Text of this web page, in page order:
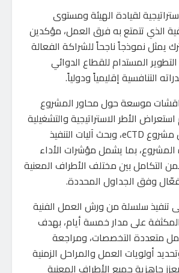
لقيادة الهيئة ومستوى
الذي تتمتع به فرق العمل، مؤكدين
يمثل نموذجاً ناجحاً للشراكة الفعالة
المستدام للقطاع الدوائي
التنافسية إقليمياً ودولياً.
موسعة حول محاور المشروع
الأطر الاستراتيجية والتشغيلية
للمرحلة الثانية من مشروع eCTD، وبحث آليات التنفيذ
بما يشمل مؤشرات الأداء
التكامل بين مختلف الأطراف المعنية
وفق الجداول المحددة.
تنفيذ سلسلة من ورش العمل الفنية
على مدار خمسة أيام، بهدف
متعددة التخصصات، ومراجعة
أولويات العمل والمراحل الزمنية
جاهزية جميع الأطراف المعنية